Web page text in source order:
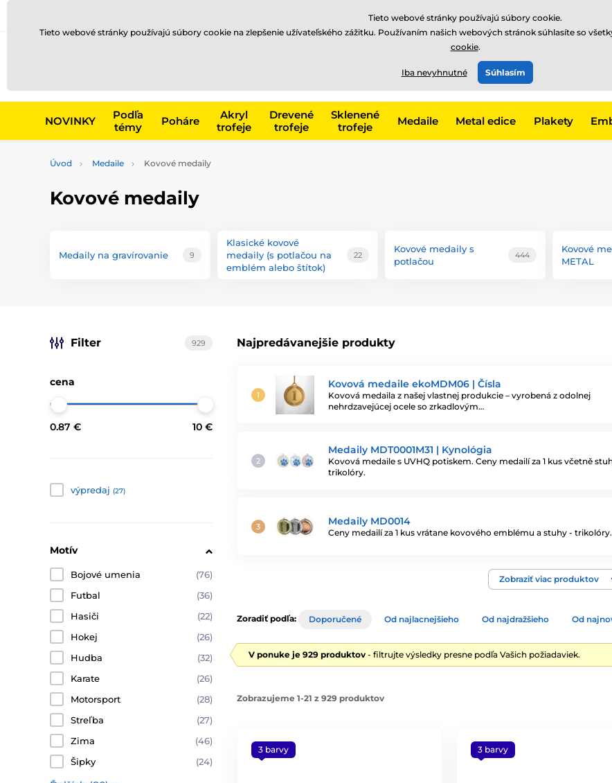
EUR
+421220255160
NOVINKY
Podľa
témy
Poháre
Akryl
trofeje
Drevené
trofeje
Sklenené
trofeje
Medaile Metal edice Plakety
Úvod Medaile Kovové medaily
Kovové medaily
Medaily na gravírovanie 9
Klasické kovové
medaily (s potlačou na
emblém alebo štítok)
22
Kovové medaily s
potlačou
444
Kovové
METAL
Najpredávanejšie produkty
Kovová medaile ekoMDM06 | Čísla
Kovová medaila z našej vlastnej produkcie – vyrobená z odolnej
nehrdzavejúcej ocele so zrkadlovým…
Medaily MDT0001M31 | Kynológia
Kovová medaile s UVHQ potiskem. Ceny medailí za 1 kus včetně
trikolóry.
Medaily MD0014
Ceny medailí za 1 kus vrátane kovového emblému a stuhy - trikolóry.
Zobraziť viac produktov
Filter 929
cena
0.87 € 10 €
výpredaj (27)
Motív
Bojové umenia
(76)
Futbal
(36)
Hasiči
(22)
Hokej
(26)
Hudba
(32)
Karate
(26)
Motorsport
(28)
Streľba
(27)
Zima
(46)
Šipky
(24)
Zoradiť podľa: Doporučené Od najlacnejšieho Od najdražšieho Od
V ponuke je 929 produktov - filtrujte výsledky presne podľa Vašich požiadaviek.
Zobrazujeme 1-21 z 929 produktov
3 barvy 3 barvy
Tieto webové stránky používajú súbory cookie.
Tieto webové stránky používajú súbory cookie na zlepšenie užívateľského zážitku. Používaním našich webových stránok súhlasíte so
cookie.
Iba nevyhnutné Súhlasím